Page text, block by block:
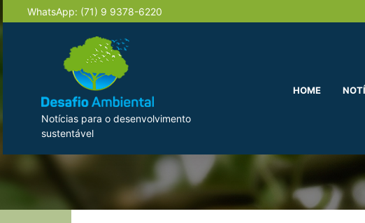
WhatsApp: (71) 9 9378-6220
Notícias para o desenvolvimento
sustentável
HOME